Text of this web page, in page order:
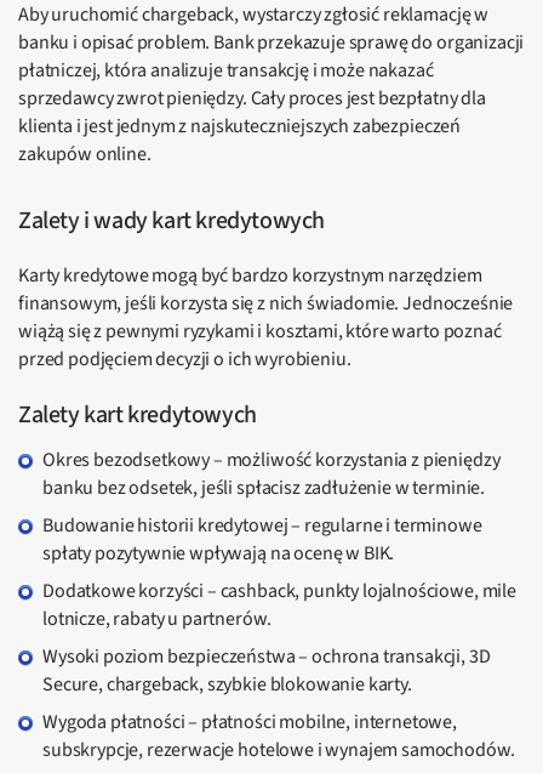
Aby uruchomić chargeback, wystarczy zgłosić reklamację w
banku i opisać problem. Bank przekazuje sprawę do organizacji
płatniczej, która analizuje transakcję i może nakazać
sprzedawcy zwrot pieniędzy. Cały proces jest bezpłatny dla
klienta i jest jednym z najskuteczniejszych zabezpieczeń
zakupów online.
Zalety i wady kart kredytowych
Karty kredytowe mogą być bardzo korzystnym narzędziem
finansowym, jeśli korzysta się z nich świadomie. Jednocześnie
wiążą się z pewnymi ryzykami i kosztami, które warto poznać
przed podjęciem decyzji o ich wyrobieniu.
Zalety kart kredytowych
Okres bezodsetkowy – możliwość korzystania z pieniędzy
banku bez odsetek, jeśli spłacisz zadłużenie w terminie.
Budowanie historii kredytowej – regularne i terminowe
spłaty pozytywnie wpływają na ocenę w BIK.
Dodatkowe korzyści – cashback, punkty lojalnościowe, mile
lotnicze, rabaty u partnerów.
Wysoki poziom bezpieczeństwa – ochrona transakcji, 3D
Secure, chargeback, szybkie blokowanie karty.
Wygoda płatności – płatności mobilne, internetowe,
subskrypcje, rezerwacje hotelowe i wynajem samochodów.